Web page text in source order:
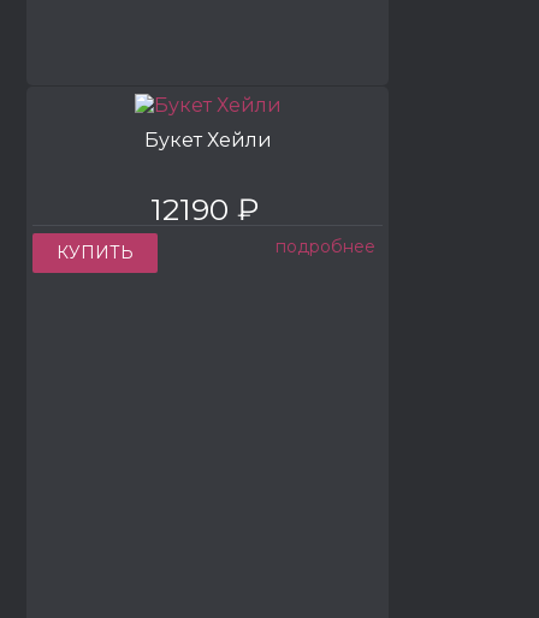
Букет Хейли
12190 ₽
КУПИТЬ подробнее